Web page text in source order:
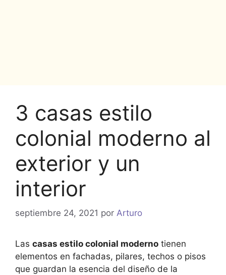
3 casas estilo
colonial moderno al
exterior y un
interior
septiembre 24, 2021 por Arturo
Las casas estilo colonial moderno tienen
elementos en fachadas, pilares, techos o pisos
que guardan la esencia del diseño de la